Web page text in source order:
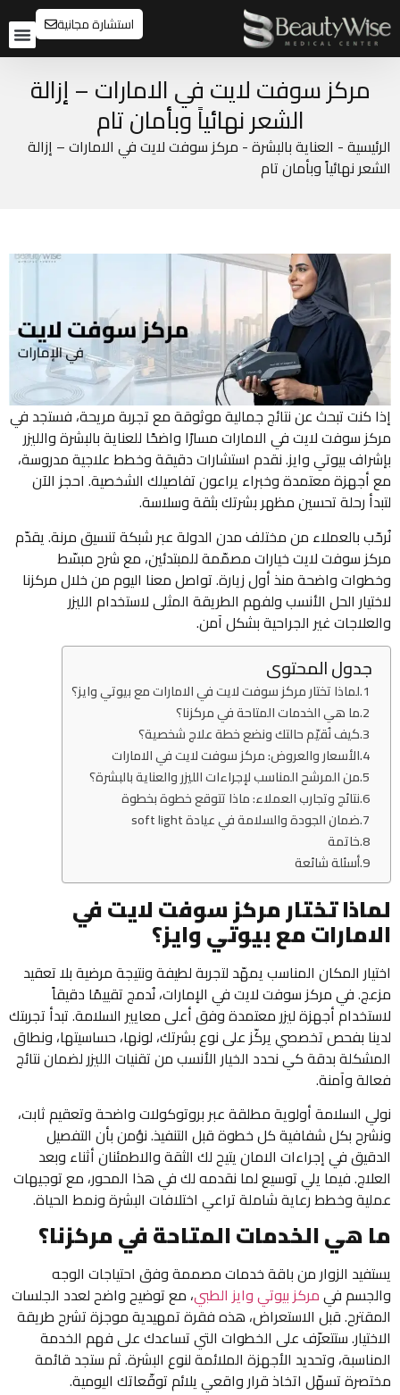
استشارة مجانية
مركز سوفت لايت في الامارات – إزالة
الشعر نهائياً وبأمان تام
الرئيسية- العناية بالبشرة- مركز سوفت لايت في الامارات – إزالة
الشعر نهائياً وبأمان تام
إذا كنت تبحث عن نتائج جمالية موثوقة مع تجربة مريحة، فستجد في
مركز سوفت لايت في الامارات مسارًا واضحًا للعناية بالبشرة والليزر
بإشراف بيوتي وايز. نقدم استشارات دقيقة وخطط علاجية مدروسة،
مع أجهزة معتمدة وخبراء يراعون تفاصيلك الشخصية. احجز الآن
لتبدأ رحلة تحسين مظهر بشرتك بثقة وسلاسة.
نُرحّب بالعملاء من مختلف مدن الدولة عبر شبكة تنسيق مرنة. يقدّم
مركز سوفت لايت خيارات مصمّمة للمبتدئين، مع شرح مبسّط
وخطوات واضحة منذ أول زيارة. تواصل معنا اليوم من خلال مركزنا
لاختيار الحل الأنسب ولفهم الطريقة المثلى لاستخدام الليزر
والعلاجات غير الجراحية بشكل آمن.
جدول المحتوى
لماذا تختار مركز سوفت لايت في الامارات مع بيوتي وايز؟
ما هي الخدمات المتاحة في مركزنا؟
كيف نُقيّم حالتك ونضع خطة علاج شخصية؟
الأسعار والعروض: مركز سوفت لايت في الامارات
من المرشح المناسب لإجراءات الليزر والعناية بالبشرة؟
نتائج وتجارب العملاء: ماذا تتوقع خطوة بخطوة
ضمان الجودة والسلامة في عيادة soft light
خاتمة
أسئلة شائعة
لماذا تختار مركز سوفت لايت في
الامارات مع بيوتي وايز؟
اختيار المكان المناسب يمهّد لتجربة لطيفة ونتيجة مرضية بلا تعقيد
مزعج. في مركز سوفت لايت في الإمارات، نُدمج تقييمًا دقيقاً
لاستخدام أجهزة ليزر معتمدة وفق أعلى معايير السلامة. تبدأ تجربتك
لدينا بفحص تخصصي يركّز على نوع بشرتك، لونها، حساسيتها، ونطاق
المشكلة بدقة كي نحدد الخيار الأنسب من تقنيات الليزر لضمان نتائج
فعالة وآمنة.
نولي السلامة أولوية مطلقة عبر بروتوكولات واضحة وتعقيم ثابت،
ونشرح بكل شفافية كل خطوة قبل التنفيذ. نؤمن بأن التفصيل
الدقيق في إجراءات الامان يتيح لك الثقة والاطمئنان أثناء وبعد
العلاج. فيما يلي توسيع لما نقدمه لك في هذا المحور، مع توجيهات
عملية وخطط رعاية شاملة تراعي اختلافات البشرة ونمط الحياة.
ما هي الخدمات المتاحة في مركزنا؟
يستفيد الزوار من باقة خدمات مصممة وفق احتياجات الوجه
والجسم فيمركز بيوتي وايز الطبي، مع توضيح واضح لعدد الجلسات
المقترح. قبل الاستعراض، هذه فقرة تمهيدية موجزة تشرح طريقة
الاختيار. ستتعرّف على الخطوات التي تساعدك على فهم الخدمة
المناسبة، وتحديد الأجهزة الملائمة لنوع البشرة. ثم ستجد قائمة
مختصرة تسهّل اتخاذ قرار واقعي يلائم توقّعاتك اليومية.